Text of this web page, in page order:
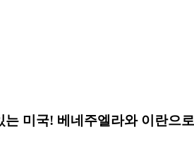
미국! 베네주엘라와 이란으